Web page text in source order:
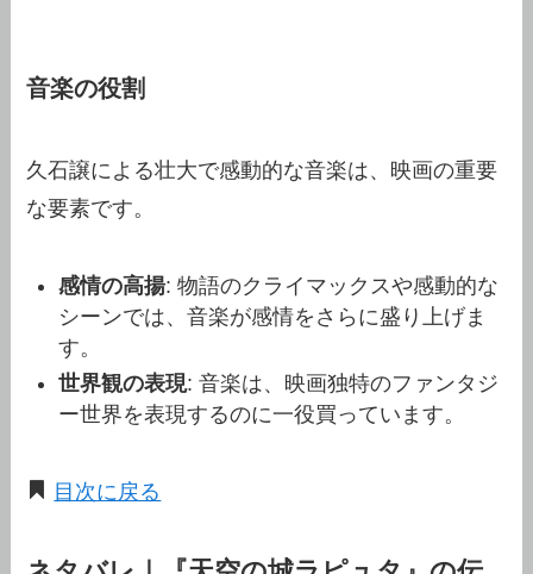
音楽の役割
久石譲による壮大で感動的な音楽は、映画の重要
な要素です。
感情の高揚: 物語のクライマックスや感動的な
シーンでは、音楽が感情をさらに盛り上げま
す。
世界観の表現: 音楽は、映画独特のファンタジ
ー世界を表現するのに一役買っています。
目次に戻る